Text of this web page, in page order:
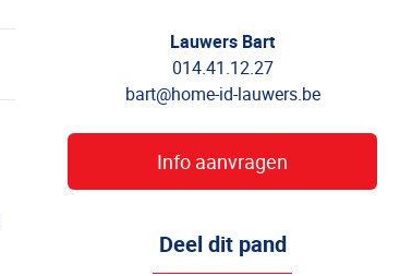
Lauwers Bart
014.41.12.27
bart@home-id-lauwers.be
Info aanvragen
Deel dit pand